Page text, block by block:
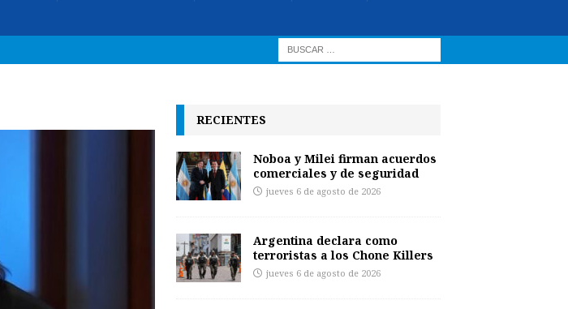
RECIENTES
Noboa y Milei firman acuerdos
comerciales y de seguridad
jueves 6 de agosto de 2026
Argentina declara como
terroristas a los Chone Killers
jueves 6 de agosto de 2026